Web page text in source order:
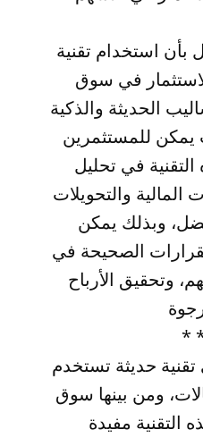
بأن استخدام تقنية
في سوق
الحديثة والذكية
يمكن للمستثمرين
في تحليل
المالية والتحويلات
وبذلك يمكن
الصحيحة في
وتحقيق الأرباح
*
تقنية حديثة تستخدم
ومن بينها سوق
التقنية مفيدة